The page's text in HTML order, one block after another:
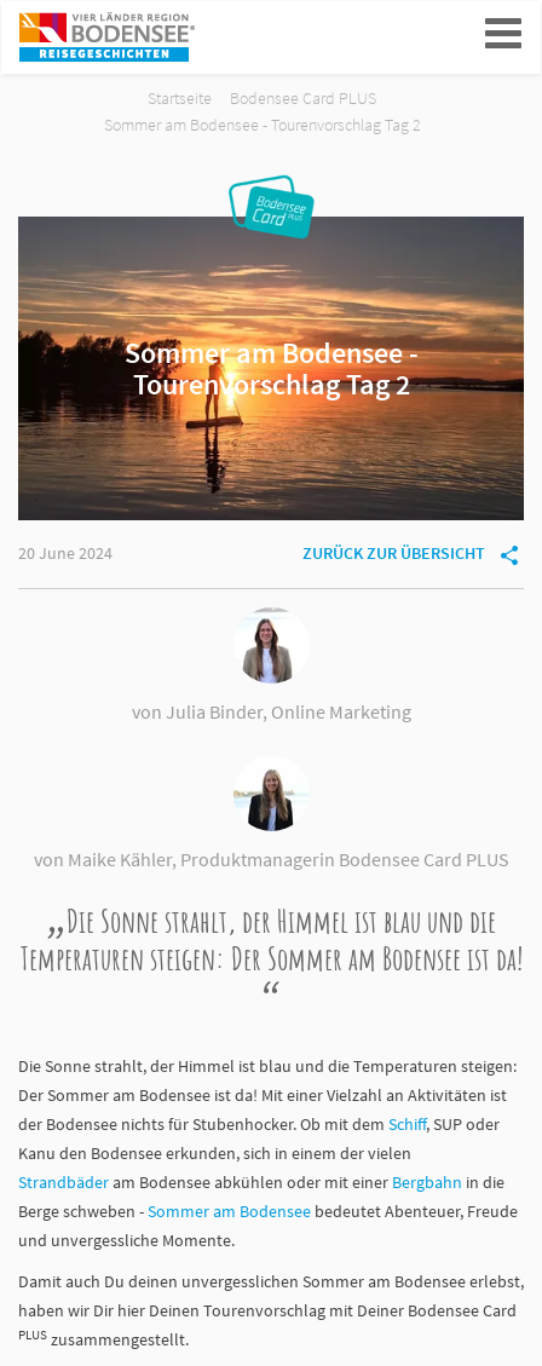
ein-/ausblenden
Startseite
Bodensee Card PLUS
Sommer am Bodensee - Tourenvorschlag Tag 2
Sommer am Bodensee -
Tourenvorschlag Tag 2
20 June 2024 ZURÜCK ZUR ÜBERSICHT
von Julia Binder, Online Marketing
von Maike Kähler, Produktmanagerin Bodensee Card PLUS
Die Sonne strahlt, der Himmel ist blau und die
Temperaturen steigen: Der Sommer am Bodensee ist da!
Die Sonne strahlt, der Himmel ist blau und die Temperaturen steigen:
Der Sommer am Bodensee ist da! Mit einer Vielzahl an Aktivitäten ist
der Bodensee nichts für Stubenhocker. Ob mit dem Schiff, SUP oder
Kanu den Bodensee erkunden, sich in einem der vielen
Strandbäderam Bodensee abkühlen oder mit einer Bergbahn in die
Berge schweben -Sommer am Bodensee bedeutet Abenteuer, Freude
und unvergessliche Momente.
Damit auch Du deinen unvergesslichen Sommer am Bodensee erlebst,
haben wir Dir hier Deinen Tourenvorschlag mit Deiner Bodensee Card
PLUS zusammengestellt.